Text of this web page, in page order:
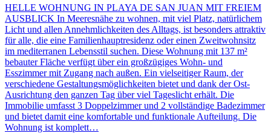
HELLE WOHNUNG IN PLAYA DE SAN JUAN MIT FREIEM
AUSBLICK In Meeresnähe zu wohnen, mit viel Platz, natürlichem
Licht und allen Annehmlichkeiten des Alltags, ist besonders attraktiv
für alle, die eine Familienhauptresidenz oder einen Zweitwohnsitz
im mediterranen Lebensstil suchen. Diese Wohnung mit 137 m²
bebauter Fläche verfügt über ein großzügiges Wohn- und
Esszimmer mit Zugang nach außen. Ein vielseitiger Raum, der
verschiedene Gestaltungsmöglichkeiten bietet und dank der Ost-
Ausrichtung den ganzen Tag über viel Tageslicht erhält. Die
Immobilie umfasst 3 Doppelzimmer und 2 vollständige Badezimmer
und bietet damit eine komfortable und funktionale Aufteilung. Die
Wohnung ist komplett…